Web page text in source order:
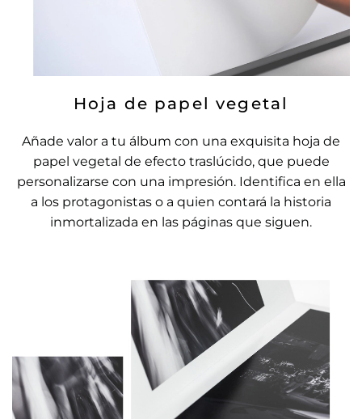
Hoja de papel vegetal
Añade valor a tu álbum con una exquisita hoja de
papel vegetal de efecto traslúcido, que puede
personalizarse con una impresión. Identifica en ella
a los protagonistas o a quien contará la historia
inmortalizada en las páginas que siguen.